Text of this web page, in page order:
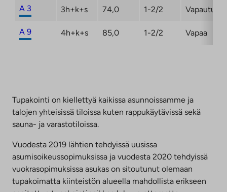
A 3 3h+k+s 74,0 1-2/2
A 9 4h+k+s 85,0 1-2/2 Vapaa
Tupakointi on kiellettyä kaikissa asunnoissamme ja
talojen yhteisissä tiloissa kuten rappukäytävissä sekä
sauna- ja varastotiloissa.
Vuodesta 2019 lähtien tehdyissä uusissa
asumisoikeussopimuksissa ja vuodesta 2020 tehdyissä
vuokrasopimuksissa asukas on sitoutunut olemaan
tupakoimatta kiinteistön alueella mahdollista erikseen